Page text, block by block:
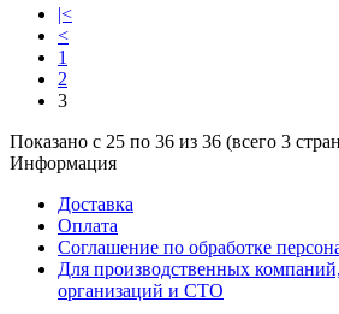
|<
<
1
2
3
Показано с 25 по 36 из 36 (всего 3
Информация
Доставка
Оплата
Соглашение по обработке
Для производственных
организаций и СТО